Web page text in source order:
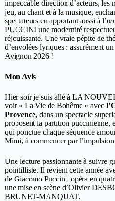
impeccable direction d’acteurs, les
jeu, au chant et à la musique,
spectateurs en apportant aussi à
PUCCINI une modernité
réjouissante. Une vraie pépite de
d’envolées lyriques : assurément
Avignon 2026 !
Mon Avis
Hier soir je suis allé à LA
voir « La Vie de Bohême » avec
Provence, dans un spectacle
proposent la partition puccinienne,
qui ponctue chaque séquence
Mimi, à commencer par
Une lecture passionnante à suivre
pointilliste. Il revient cette année
de Giacomo Puccini, opéra en
une mise en scène d’Olivier
BRUNET-MANQUAT.